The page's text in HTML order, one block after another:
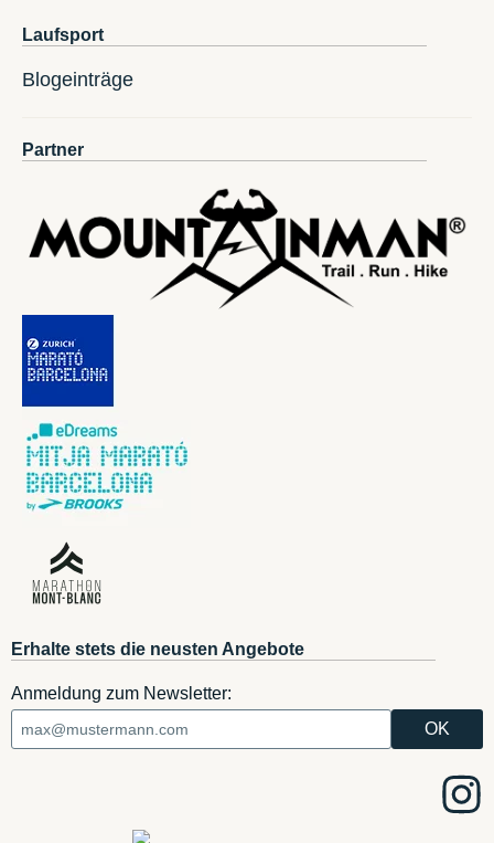
Laufsport
Blogeinträge
Partner
Erhalte stets die neusten Angebote
Anmeldung zum Newsletter: